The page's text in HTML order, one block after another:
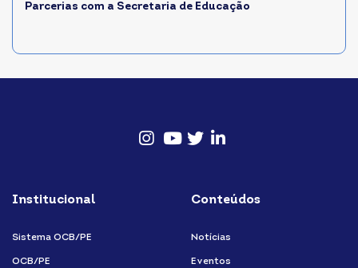
Parcerias com a Secretaria de Educação
Institucional
Sistema OCB/PE
OCB/PE
Conteúdos
Notícias
Eventos